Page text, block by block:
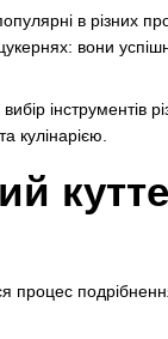
в різних
вони
інструментів
кулінарією.
процес